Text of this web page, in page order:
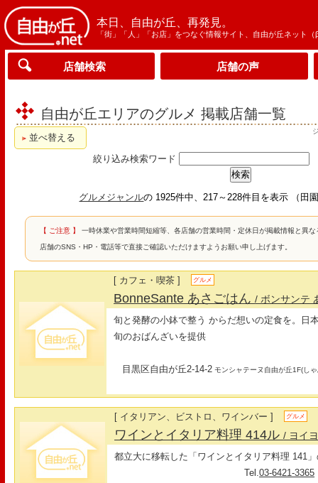
本日、自由が丘、再発見。
「街」「人」「お店」をつなぐ情報サイト、自由が丘ネット（
店舗検索 店舗の声
自由が丘エリアのグルメ 掲載店舗一覧
並べ替える
絞り込み検索ワード
グルメジャンルの 1925件中、217～228件目を表示 （田
【 ご注意 】 一時休業や営業時間短縮等、各店舗の営業時間・定休日が掲載情報と異
店舗のSNS・HP・電話等で直接ご確認いただけますようお願い申し上げます。
[ カフェ・喫茶 ] グルメ
BonneSante あさごはん/ ボンサンテ
旬と発酵の小鉢で整う からだ想いの定食を。日
旬のおばんざいを提供
目黒区自由が丘2-14-2 モンシャテーヌ自由が丘1F(し
[ イタリアン、ビストロ、ワインバー ] グルメ
ワインとイタリア料理 414ル/ ヨイ
都立大に移転した「ワインとイタリア料理 141
Tel.03-6421-3365